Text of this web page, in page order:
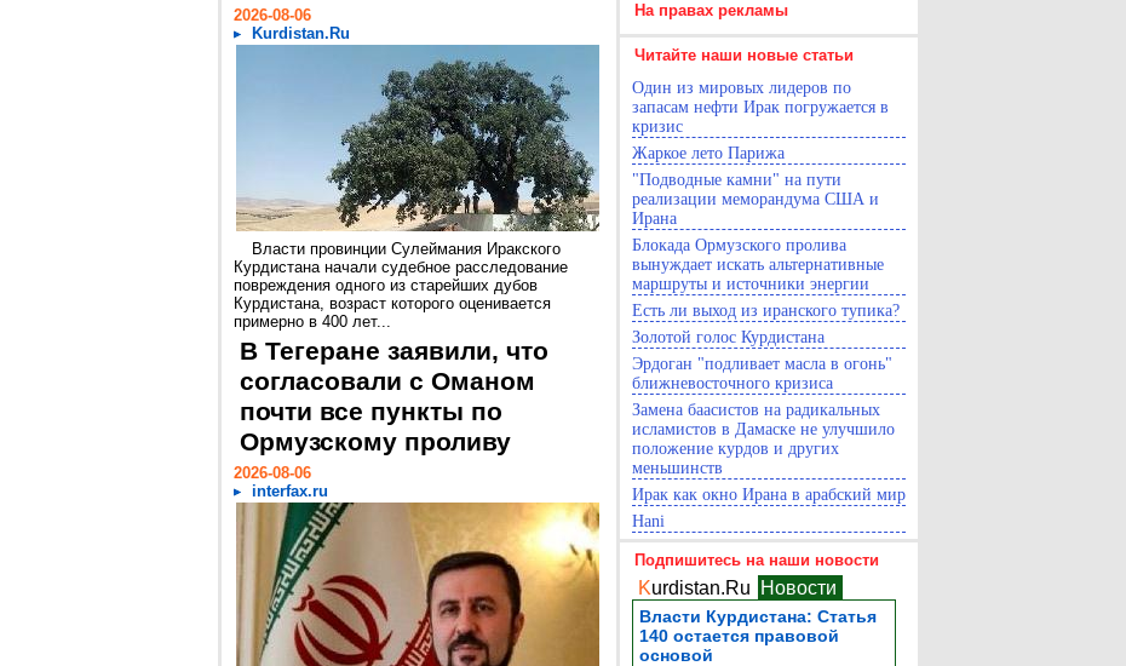
2026-08-06
Kurdistan.Ru
Власти провинции Сулеймания Иракского
Курдистана начали судебное расследование
повреждения одного из старейших дубов
Курдистана, возраст которого оценивается
примерно в 400 лет...
В Тегеране заявили, что
согласовали с Оманом
почти все пункты по
Ормузскому проливу
2026-08-06
interfax.ru
На правах рекламы
Читайте наши новые статьи
Один из мировых лидеров по
запасам нефти Ирак погружается в
кризис
Жаркое лето Парижа
"Подводные камни" на пути
реализации меморандума США и
Ирана
Блокада Ормузского пролива
вынуждает искать альтернативные
маршруты и источники энергии
Есть ли выход из иранского тупика?
Золотой голос Курдистана
Эрдоган "подливает масла в огонь"
ближневосточного кризиса
Замена баасистов на радикальных
исламистов в Дамаске не улучшило
положение курдов и других
меньшинств
Ирак как окно Ирана в арабский мир
Hani
Подпишитесь на наши новости
Kurdistan.Ru Новости
Власти Курдистана: Статья
140 остается правовой
основой